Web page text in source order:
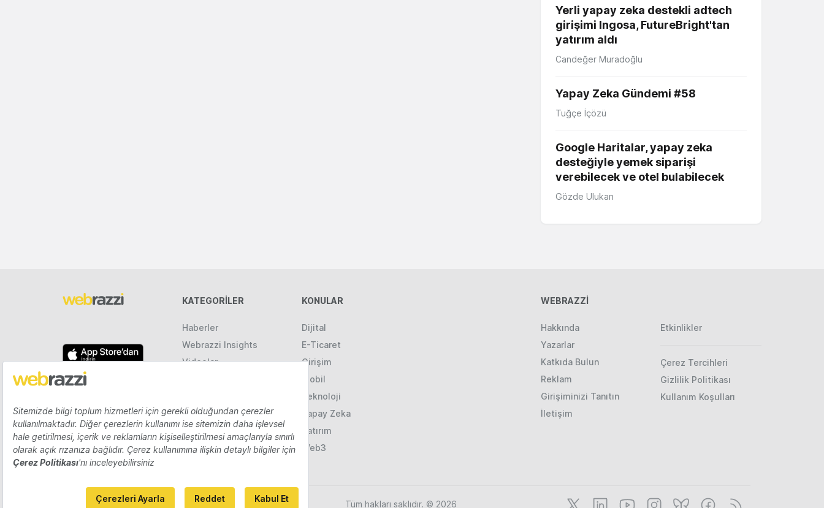
Yerli yapay zeka destekli adtech
girişimi Ingosa, FutureBright'tan
yatırım aldı
Candeğer Muradoğlu
Yapay Zeka Gündemi #58
Tuğçe İçözü
Google Haritalar, yapay zeka
desteğiyle yemek siparişi
verebilecek ve otel bulabilecek
Gözde Ulukan
KATEGORILER
Haberler
Webrazzi Insights
Videolar
KONULAR
Dijital
E-Ticaret
Girişim
Mobil
Teknoloji
Yapay Zeka
Yatırım
Web3
WEBRAZZİ
Hakkında
Yazarlar
Katkıda Bulun
Reklam
Girişiminizi Tanıtın
İletişim
Etkinlikler
Çerez Tercihleri
Gizlilik Politikası
Kullanım Koşulları
Tüm hakları saklıdır. © 2026